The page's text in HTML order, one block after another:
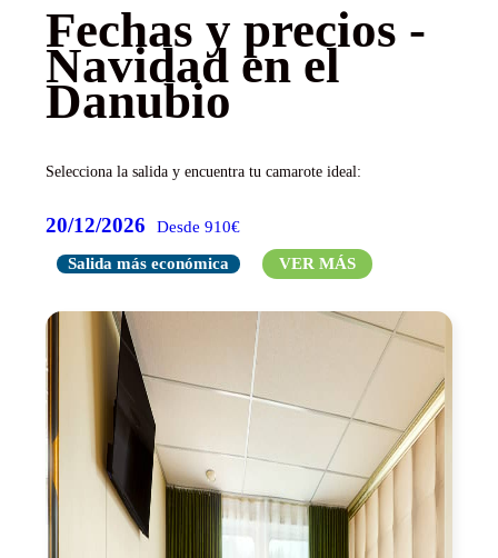
Fechas y precios -
Navidad en el
Danubio
Selecciona la salida y encuentra tu camarote ideal:
20/12/2026 Desde 910€
Salida más económica VER MÁS